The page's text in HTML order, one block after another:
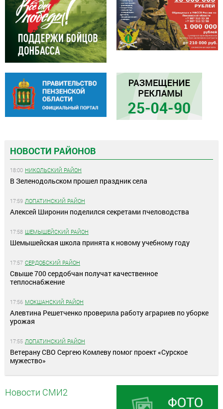
НОВОСТИ РАЙОНОВ
18:00 НИКОЛЬСКИЙ РАЙОН
В Зеленодольском прошел праздник села
17:59 ЛОПАТИНСКИЙ РАЙОН
Алексей Широнин поделился секретами пчеловодства
17:58 ШЕМЫШЕЙСКИЙ РАЙОН
Шемышейская школа принята к новому учебному году
17:57 СЕРДОБСКИЙ РАЙОН
Свыше 700 сердобчан получат качественное
теплоснабжение
17:56 МОКШАНСКИЙ РАЙОН
Алевтина Решетченко проверила работу аграриев по уборке
урожая
17:55 ЛОПАТИНСКИЙ РАЙОН
Ветерану СВО Сергею Комлеву помог проект «Сурское
мужество»
Новости СМИ2